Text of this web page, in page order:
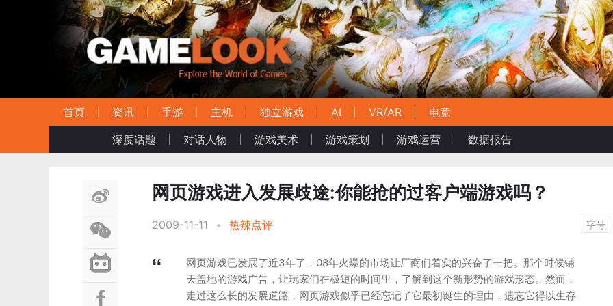
首页 资讯 手游 主机 独立游戏 AI VR/AR
电竞
深度话题
对话人物 游戏美术 游戏策划 游戏运营 数据报告
网页游戏进入发展歧途:你能抢的过客户端游戏吗？
2009-11-11 • 热辣点评 字号
网页游戏已发展了近3年了，08年火爆的市场让厂商们着实的兴奋了一把。那个时候铺
天盖地的游戏广告，让玩家们在极短的时间里，了解到这个新形势的游戏形态。然而，
走过这么长的发展道路，网页游戏似乎已经忘记了它最初诞生的理由，遗忘它得以生存